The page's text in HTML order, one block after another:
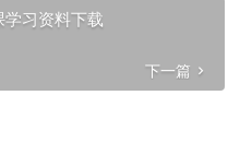
学习资料下载
下一篇